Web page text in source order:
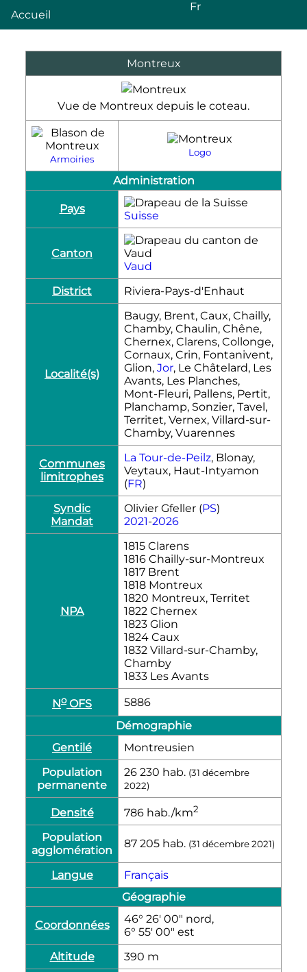
Accueil
Fr
Montreux
Vue de Montreux depuis le coteau.
Armoiries
Logo
Administration
Pays
Suisse
Canton
Vaud
District
Riviera-Pays-d'Enhaut
Localité(s)
Baugy, Brent, Caux, Chailly,
Chamby, Chaulin, Chêne,
Chernex, Clarens, Collonge,
Cornaux, Crin, Fontanivent,
Glion, Jor, Le Châtelard, Les
Avants, Les Planches,
Mont-Fleuri, Pallens, Pertit,
Planchamp, Sonzier, Tavel,
Territet, Vernex, Villard-sur-
Chamby, Vuarennes
Communes
limitrophes
La Tour-de-Peilz, Blonay,
Veytaux, Haut-Intyamon
(FR)
Syndic
Mandat
Olivier Gfeller (PS)
2021-2026
NPA
1815 Clarens
1816 Chailly-sur-Montreux
1817 Brent
1818 Montreux
1820 Montreux, Territet
1822 Chernex
1823 Glion
1824 Caux
1832 Villard-sur-Chamby,
Chamby
1833 Les Avants
NoOFS
5886
Démographie
Gentilé
Montreusien
Population
permanente
26 230 hab. (31 décembre
2022)
Densité 786 hab./km2
Population
agglomération
87 205 hab. (31 décembre 2021)
Langue
Français
Géographie
Coordonnées
46° 26′ 00″ nord,
6° 55′ 00″ est
Altitude
390 m